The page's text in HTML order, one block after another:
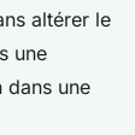
altérer le
une
dans une